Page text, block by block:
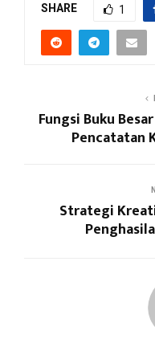
SHARE 1
Fungsi Buku
Pencatatan
Strategi